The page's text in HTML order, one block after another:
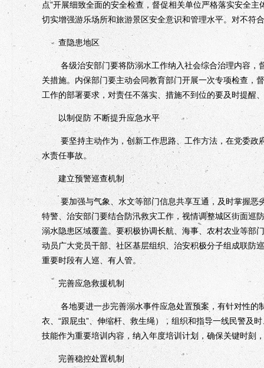
点”开展细致全面的安全检查，督促相关单位严格落实安全
切实增强游乐场所和旅游景区安全意识和管理水平。对不符
查隐患地区
各级治安部门要将防溺水工作纳入社会综合治理内容，
关措施。内保部门要主动会同教育部门开展一次专项检查，
工作的部署要求，对责任不落实、措施不到位的要及时提醒
以制促防 不断提升应急水平
要坚持主动作为，创新工作思路、工作方法，在党委政府
水责任事故。
建立预警巡查机制
要加强与气象、水文等部门信息共享互通，及时掌握恶劣
特警、治安部门要结合防汛救灾工作，视情调整城区街面巡
溺水隐患区域覆盖。要积极协调长航、海事、农村农业等部
动员广大党员干部、社区基层组织、治安积极分子组成联防
重要时段有人巡、有人管。
完善应急救援机制
各地要进一步完善溺水事件应急处置预案，有针对性的
衣、“跟屁虫”、伸缩杆、救生绳），组织和指导一线民警及
技能作为重要培训内容，纳入年度培训计划，确保关键时刻
完善稳控处置机制